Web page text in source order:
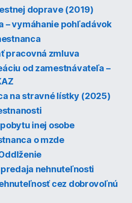
doprave (2019)
– vymáhanie pohľadávok
pracovná zmluva
od zamestnávateľa –
na stravné lístky (2025)
inej osobe
o mzde
nehnuteľnosti
cez dobrovoľnú